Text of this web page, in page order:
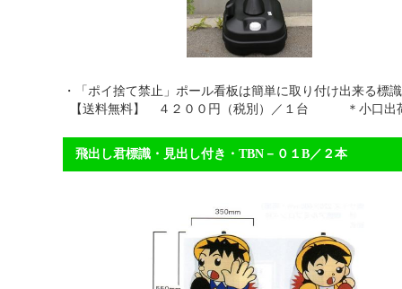
・「ポイ捨て禁止」ポール看板は簡単に取り付け出来る
【送料無料】 ４２００円（税別）／１台 ＊小口出
飛出し君標識・見出し付き・